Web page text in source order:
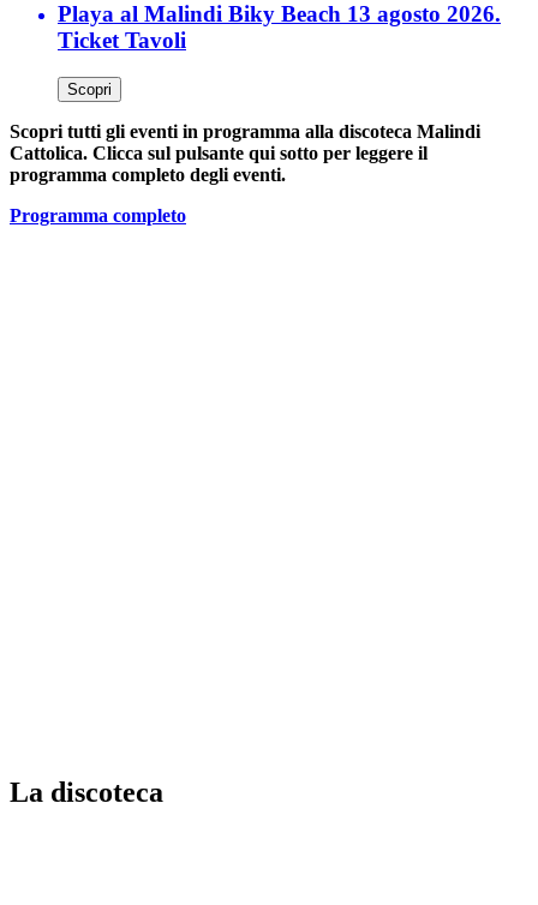
Playa al Malindi Biky Beach 13 agosto 2026.
Ticket Tavoli
Scopri
Scopri tutti gli eventi in programma alla discoteca Malindi
Cattolica. Clicca sul pulsante qui sotto per leggere il
programma completo degli eventi.
Programma completo
La discoteca